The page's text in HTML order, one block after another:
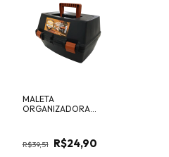
MALETA
ORGANIZADORA
R$39,51 R$24,90